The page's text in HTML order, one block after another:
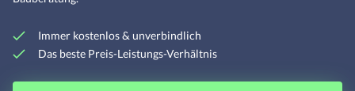
Skandinavische Häuser
Immer kostenlos & unverbindlich
Das beste Preis-Leistungs-Verhältnis